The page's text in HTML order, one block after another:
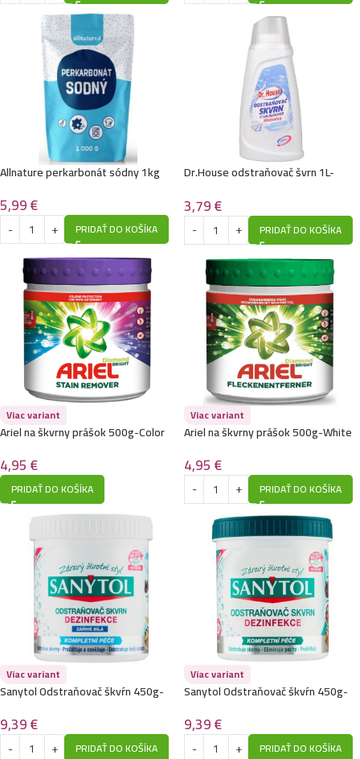
Allnature perkarbonát sódny 1kg
5,99€
PRIDAŤ DO KOŠÍKA
Dr.House odstraňovač švrn 1L-
3,79€
PRIDAŤ DO KOŠÍKA
Viac variant
Ariel na škvrny prášok 500g-Color
4,95€
PRIDAŤ DO KOŠÍKA
Viac variant
Ariel na škvrny prášok 500g-White
4,95€
PRIDAŤ DO KOŠÍKA
Viac variant
Sanytol Odstraňovač škvŕn 450g-
9,39€
PRIDAŤ DO KOŠÍKA
Viac variant
Sanytol Odstraňovač škvŕn 450g-
9,39€
PRIDAŤ DO KOŠÍKA